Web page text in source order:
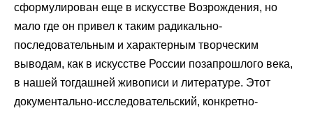
сформулирован еще в искусстве Возрождения, но
мало где он привел к таким радикально-
последовательным и характерным творческим
выводам, как в искусстве России позапрошлого века,
в нашей тогдашней живописи и литературе. Этот
документально-исследовательский, конкретно-